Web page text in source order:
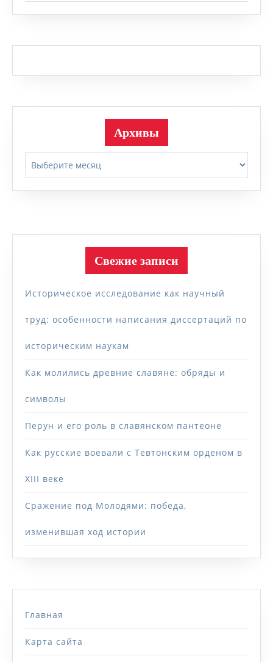
Архивы
Свежие записи
Историческое исследование как научный
труд: особенности написания диссертаций по
историческим наукам
Как молились древние славяне: обряды и
символы
Перун и его роль в славянском пантеоне
Как русские воевали с Тевтонским орденом в
XIII веке
Сражение под Молодями: победа,
изменившая ход истории
Главная
Карта сайта